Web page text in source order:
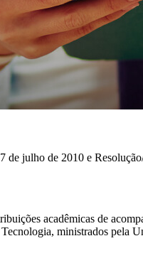
julho de 2010 e
acadêmicas de
ministrados pela